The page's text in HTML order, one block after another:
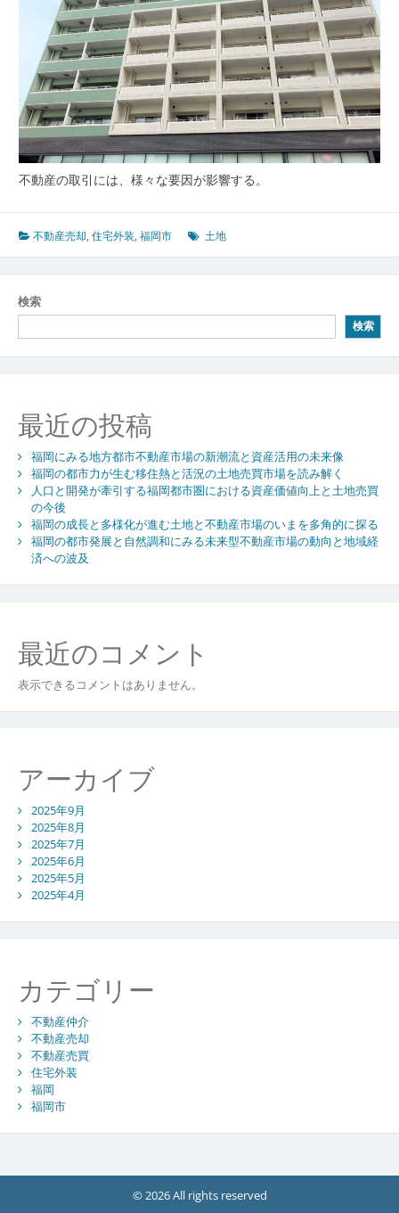
不動産の取引には、様々な要因が影響する。
不動産売却,住宅外装,福岡市 土地
検索
検索
最近の投稿
福岡にみる地方都市不動産市場の新潮流と資産活用の未来像
福岡の都市力が生む移住熱と活況の土地売買市場を読み解く
人口と開発が牽引する福岡都市圏における資産価値向上と土地売買
の今後
福岡の成長と多様化が進む土地と不動産市場のいまを多角的に探る
福岡の都市発展と自然調和にみる未来型不動産市場の動向と地域経
済への波及
最近のコメント
表示できるコメントはありません。
アーカイブ
2025年9月
2025年8月
2025年7月
2025年6月
2025年5月
2025年4月
カテゴリー
不動産仲介
不動産売却
不動産売買
住宅外装
福岡
福岡市
© 2026 All rights reserved